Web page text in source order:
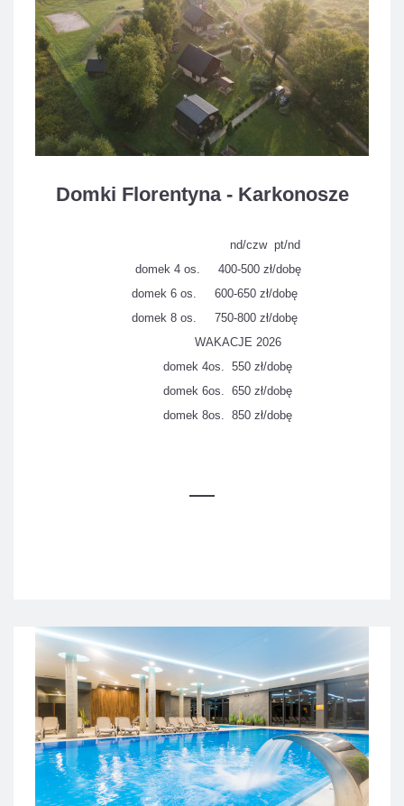
Domki Florentyna - Karkonosze
nd/czw pt/nd
domek 4 os. 400-500 zł/dobę
domek 6 os. 600-650 zł/dobę
domek 8 os. 750-800 zł/dobę
WAKACJE 2026
domek 4os. 550 zł/dobę
domek 6os. 650 zł/dobę
domek 8os. 850 zł/dobę